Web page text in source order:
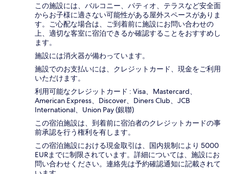
この施設には、バルコニー、パティオ、テラスなど安全面
からお子様に適さない可能性がある屋外スペースがありま
す。ご心配な場合は、ご到着前に施設にお問い合わせの
上、適切な客室に宿泊できるか確認することをおすすめし
ます。
施設には消火器が備わっています。
施設でのお支払いには、クレジットカード、現金をご利用
いただけます。
利用可能なクレジットカード : Visa、Mastercard、
American Express、Discover、Diners Club、JCB
International、Union Pay (銀聯)
この宿泊施設は、到着前に宿泊者のクレジットカードの事
前承認を行う権利を有します。
この宿泊施設における現金取引は、国内規制により 5000
EURまでに制限されています。詳細については、施設にお
問い合わせください。連絡先は予約確認通知に記載されて